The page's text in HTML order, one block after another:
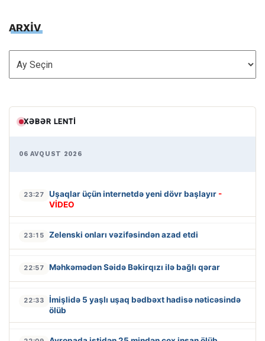
ARXİV
ARXİV
XƏBƏR LENTI
06 AVQUST 2026
23:27 Uşaqlar üçün internetdə yeni dövr başlayır -
VİDEO
23:15 Zelenski onları vəzifəsindən azad etdi
22:57 Məhkəmədən Səidə Bəkirqızı ilə bağlı qərar
22:33
İmişlidə 5 yaşlı uşaq bədbəxt hadisə nəticəsində
ölüb